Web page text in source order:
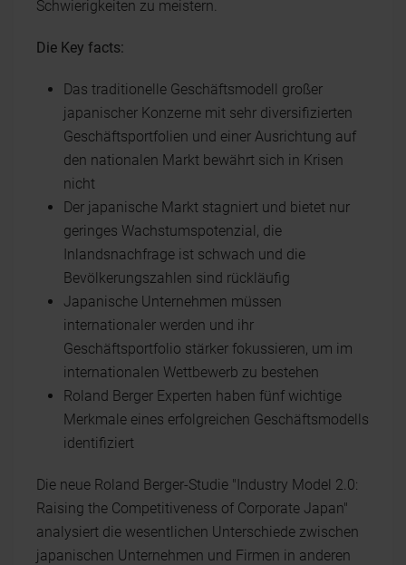
Schwierigkeiten zu meistern.
Die Key facts:
Das traditionelle Geschäftsmodell großer
japanischer Konzerne mit sehr diversifizierten
Geschäftsportfolien und einer Ausrichtung auf
den nationalen Markt bewährt sich in Krisen
nicht
Der japanische Markt stagniert und bietet nur
geringes Wachstumspotenzial, die
Inlandsnachfrage ist schwach und die
Bevölkerungszahlen sind rückläufig
Japanische Unternehmen müssen
internationaler werden und ihr
Geschäftsportfolio stärker fokussieren, um im
internationalen Wettbewerb zu bestehen
Roland Berger Experten haben fünf wichtige
Merkmale eines erfolgreichen Geschäftsmodells
identifiziert
Die neue Roland Berger-Studie "Industry Model 2.0:
Raising the Competitiveness of Corporate Japan"
analysiert die wesentlichen Unterschiede zwischen
japanischen Unternehmen und Firmen in anderen